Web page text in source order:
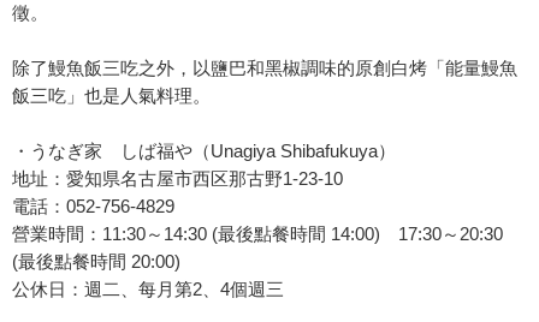
徵。
除了鰻魚飯三吃之外，以鹽巴和黑椒調味的原創白烤「能量鰻魚
飯三吃」也是人氣料理。
・うなぎ家 しば福や（Unagiya Shibafukuya）
地址：愛知県名古屋市西区那古野1-23-10
電話：052-756-4829
營業時間：11:30～14:30 (最後點餐時間 14:00) 17:30～20:30
(最後點餐時間 20:00)
公休日：週二、每月第2、4個週三